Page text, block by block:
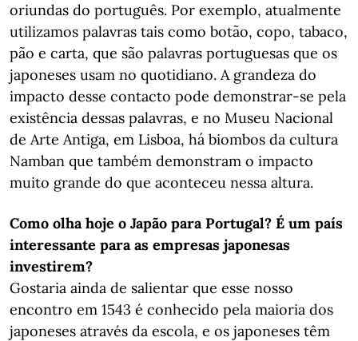
oriundas do português. Por exemplo, atualmente
utilizamos palavras tais como botão, copo, tabaco,
pão e carta, que são palavras portuguesas que os
japoneses usam no quotidiano. A grandeza do
impacto desse contacto pode demonstrar-se pela
existência dessas palavras, e no Museu Nacional
de Arte Antiga, em Lisboa, há biombos da cultura
Namban que também demonstram o impacto
muito grande do que aconteceu nessa altura.
Como olha hoje o Japão para Portugal? É um país
interessante para as empresas japonesas
investirem?
Gostaria ainda de salientar que esse nosso
encontro em 1543 é conhecido pela maioria dos
japoneses através da escola, e os japoneses têm